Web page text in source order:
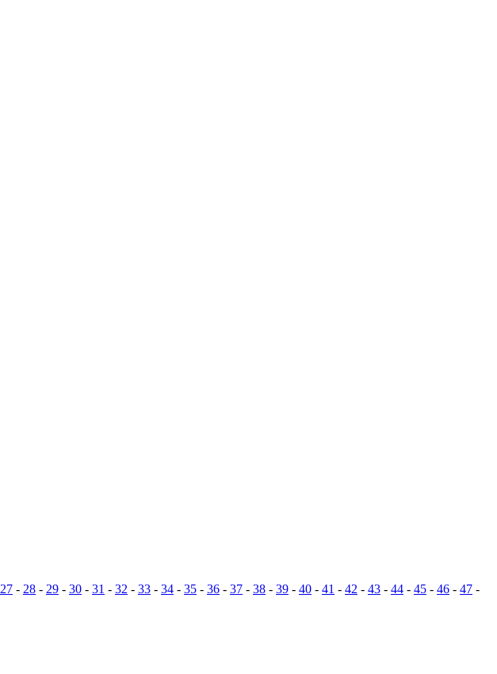
27 - 28 - 29 - 30 - 31 - 32 - 33 - 34 - 35 - 36 - 37 - 38 - 39 - 40 - 41 - 42 - 43 - 44 - 45 - 46 - 47 -